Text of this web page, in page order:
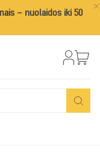
×
– nuolaidos iki 50